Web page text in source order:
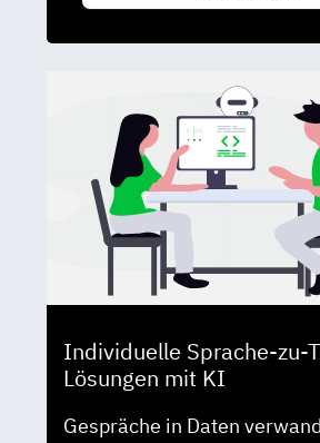
Individuelle Sprache-zu-
Lösungen mit KI
Gespräche in Daten